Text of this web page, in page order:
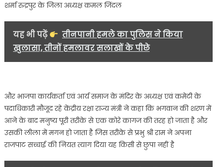
मंदिर
पर
किया
भव्य
स्वागत…..
शर्मा रुद्रपुर के जिला अध्यक्ष कमल जिंदल
यह भी पढ़ें
तीनपानी हमले का पुलिस ने किया
खुलासा, तीनों हमलावर सलाखों के पीछे
और भाजपा कार्यकर्ता एवं आर्य समाज के मंदिर के अध्यक्ष एवं कमेटी के
पदाधिकारी मौजूद रहे केंद्रीय रक्षा राज्य मंत्री ने कहा कि भगवान की शरण में
आने के बाद मनुष्य पूरी तरीके से एक कोरे कागज की तरह हो जाता है और
उसकी लीला में मगन हो जाता है जिस तरीके से प्रभु श्री राम ने अपना
राजपाट सच्चाई की नियत त्याग दिया यह किसी से छुपा नहीं है